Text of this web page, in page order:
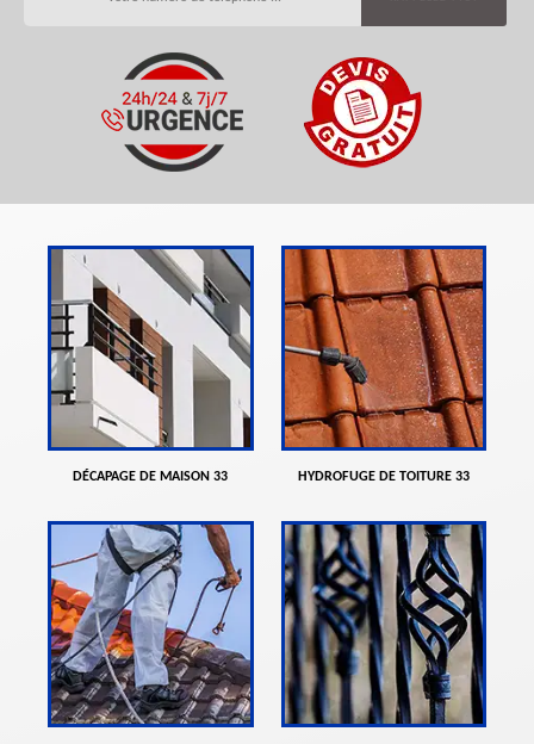
DÉCAPAGE DE MAISON 33 HYDROFUGE DE TOITURE 33